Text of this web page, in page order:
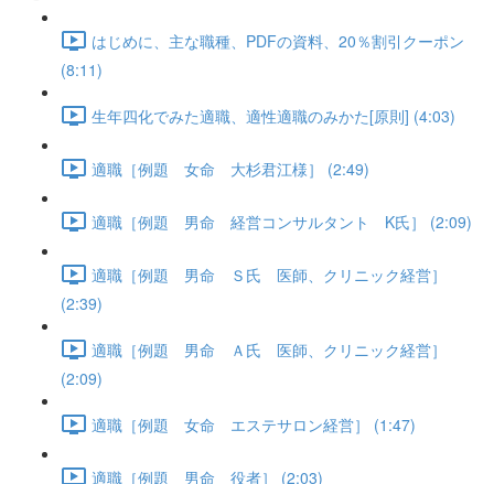
はじめに、主な職種、PDFの資料、20％割引クーポン
(8:11)
生年四化でみた適職、適性適職のみかた[原則] (4:03)
適職［例題 女命 大杉君江様］ (2:49)
適職［例題 男命 経営コンサルタント K氏］ (2:09)
適職［例題 男命 Ｓ氏 医師、クリニック経営］
(2:39)
適職［例題 男命 Ａ氏 医師、クリニック経営］
(2:09)
適職［例題 女命 エステサロン経営］ (1:47)
適職［例題 男命 役者］ (2:03)